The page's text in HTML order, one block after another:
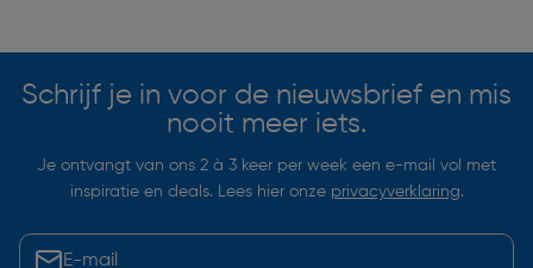
Schrijf je in voor de nieuwsbrief en mis
nooit meer iets.
Je ontvangt van ons 2 à 3 keer per week een e-mail vol met
inspiratie en deals. Lees hier onze privacyverklaring.